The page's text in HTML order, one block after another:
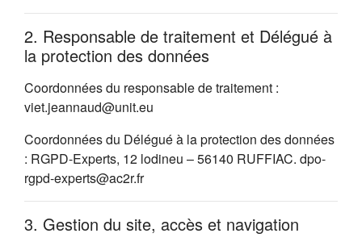
2. Responsable de traitement et Délégué à
la protection des données
Coordonnées du responsable de traitement :
viet.jeannaud@unit.eu
Coordonnées du Délégué à la protection des données
: RGPD-Experts, 12 lodineu – 56140 RUFFIAC. dpo-
rgpd-experts@ac2r.fr
3. Gestion du site, accès et navigation